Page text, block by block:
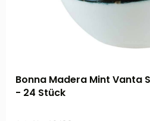
Bonna Madera Mint Vanta
- 24 Stück